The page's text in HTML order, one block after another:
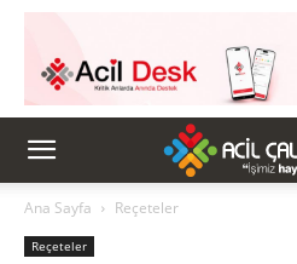
Ana Sayfa Reçeteler
Reçeteler